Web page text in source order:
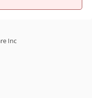
Inc